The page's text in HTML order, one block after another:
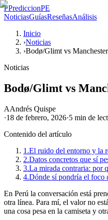
PPrediccionPE
NoticiasGuíasReseñasAnálisis
Inicio
›Noticias
›Bodø/Glimt vs
Noticias
Bodø/Glimt vs
AAndrés Quispe
·18 de febrero, 2026·5 min de
Contenido del artículo
1.El ruido del entorno y la
2.Datos concretos que sí
3.La mirada contraria: por
4.Dónde sí pondría el foco
En Perú la conversación está
otra línea. Para mí, el valor no
una cosa pesa en la camiseta y